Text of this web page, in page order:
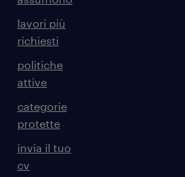
lavori più
richiesti
politiche
attive
categorie
protette
invia il tuo
cv